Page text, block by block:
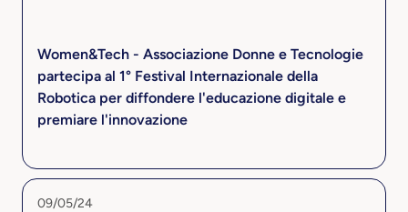
Women&Tech - Associazione Donne e Tecnologie
partecipa al 1° Festival Internazionale della
Robotica per diffondere l'educazione digitale e
premiare l'innovazione
09/05/24